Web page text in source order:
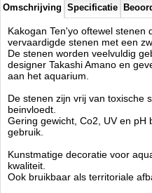
Omschrijving Specificatie
Kakogan Ten'yo oftewel stenen
vervaardigde stenen met een
De stenen worden veelvuldig
designer Takashi Amano en
aan het aquarium.
De stenen zijn vrij van toxische
beinvloedt.
Gering gewicht, Co2, UV en
gebruik.
Kunstmatige decoratie voor
kwaliteit.
Ook bruikbaar als territoriale